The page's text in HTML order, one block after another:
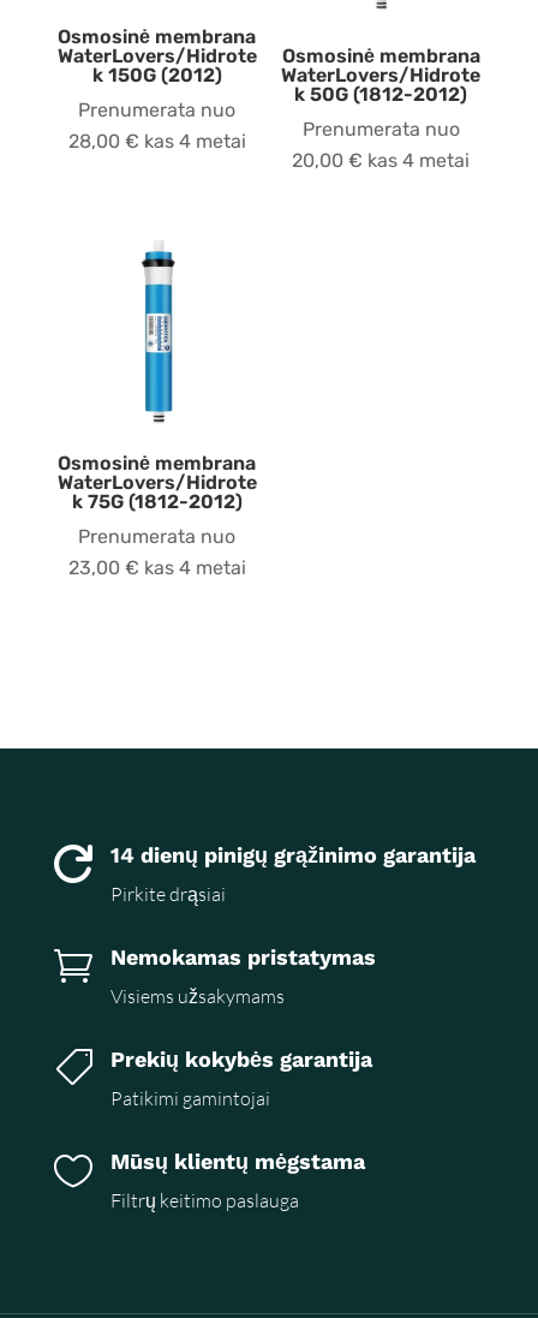
Osmosinė membrana
WaterLovers/Hidrote
k 150G (2012)
Prenumerata nuo
28,00 € kas 4 metai
Osmosinė membrana
WaterLovers/Hidrote
k 50G (1812-2012)
Prenumerata nuo
20,00€ kas 4 metai
Osmosinė membrana
WaterLovers/Hidrote
k 75G (1812-2012)
Prenumerata nuo
23,00 € kas 4 metai
 14 dienų pinigų grąžinimo garantija
Pirkite drąsiai
 Nemokamas pristatymas
Visiems užsakymams
 Prekių kokybės garantija
Patikimi gamintojai
 Mūsų klientų mėgstama
Filtrų keitimo paslauga